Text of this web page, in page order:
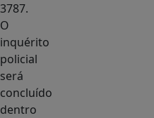
3787.
O
inquérito
policial
será
concluído
dentro